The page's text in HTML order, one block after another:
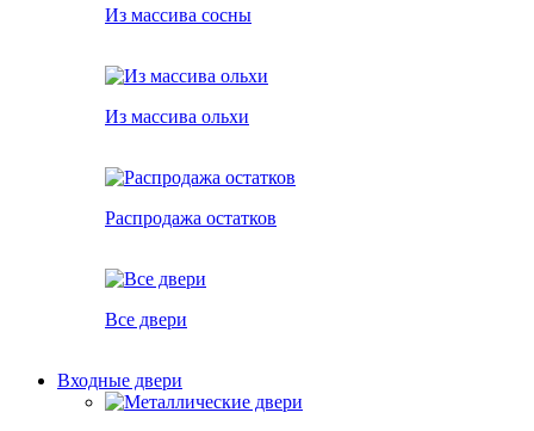
Из массива сосны
Из массива ольхи
Распродажа остатков
Все двери
Входные двери